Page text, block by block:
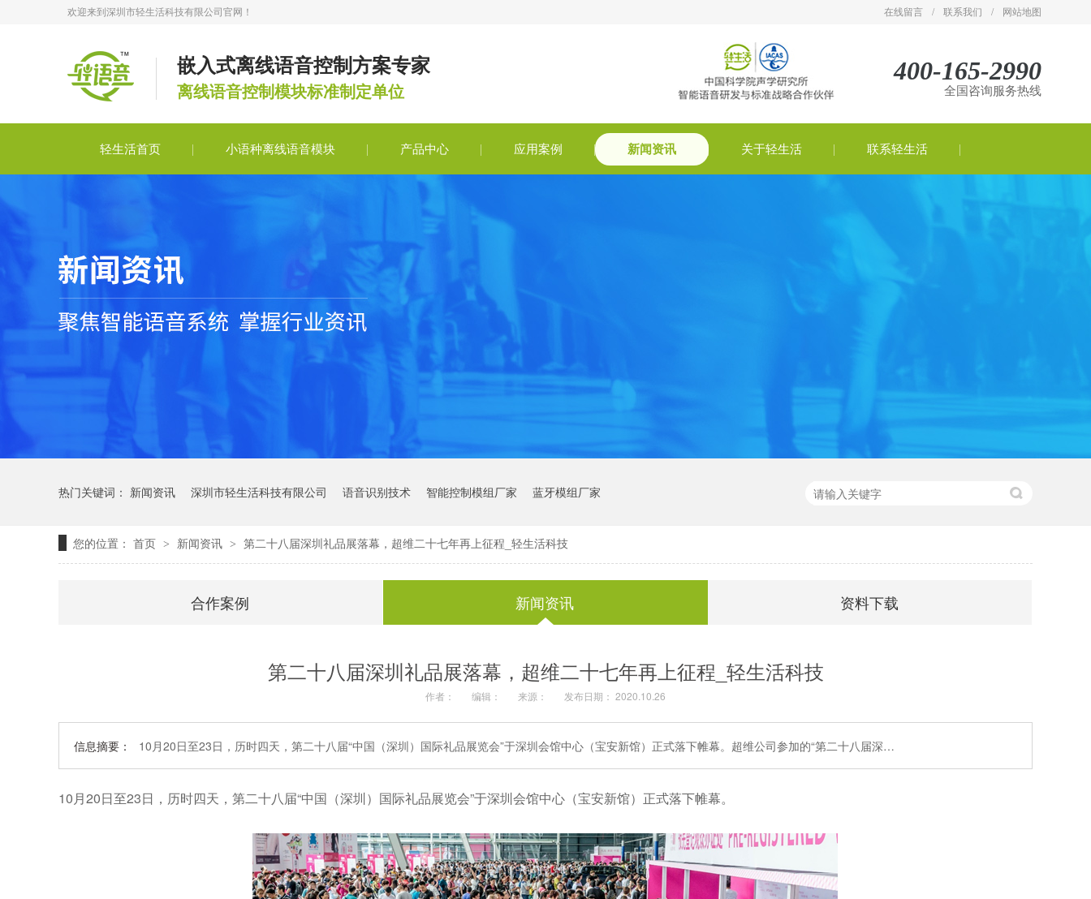
在线留言 / 联系我们 / 网站地图
欢迎来到深圳市轻生活科技有限公司官网！
嵌入式离线语音控制方案专家
离线语音控制模块标准制定单位
400-165-2990
全国咨询服务热线
轻生活首页 小语种离线语音模块 产品中心 应用案例 新闻资讯 关于轻生活 联系轻生活
热门关键词： 新闻资讯 深圳市轻生活科技有限公司 语音识别技术 智能控制模组厂家 蓝牙模组厂家
您的位置： 首页 > 新闻资讯 > 第二十八届深圳礼品展落幕，超维二十七年再上征程_轻生活科技
合作案例 新闻资讯 资料下载
第二十八届深圳礼品展落幕，超维二十七年再上征程_轻生活科技
作者： 编辑： 来源： 发布日期： 2020.10.26
信息摘要： 10月20日至23日，历时四天，第二十八届“中国（深圳）国际礼品展览会”于深圳会馆中心（宝安新馆）正式落下帷幕。超维公司参加的“第二十八届深…
10月20日至23日，历时四天，第二十八届“中国（深圳）国际礼品展览会”于深圳会馆中心（宝安新馆）正式落下帷幕。